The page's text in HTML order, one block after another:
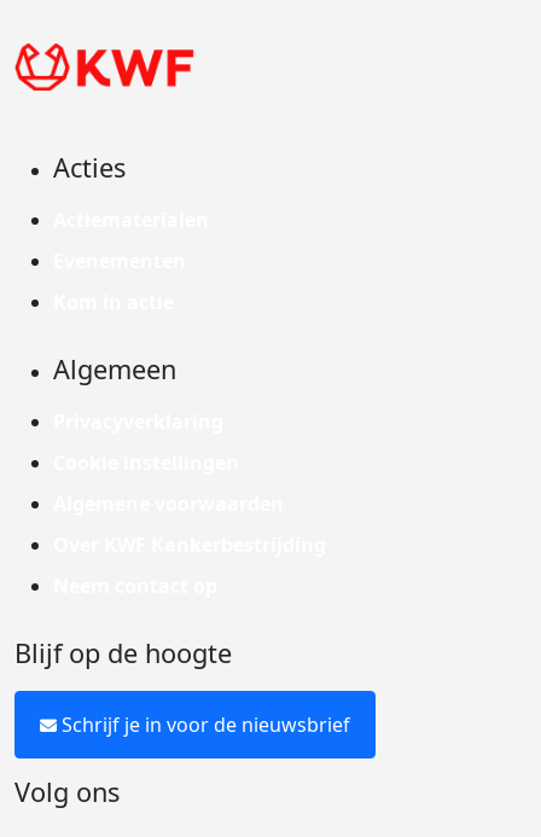
Acties
Algemeen
Blijf op de hoogte
Schrijf je in voor de nieuwsbrief
Volg ons